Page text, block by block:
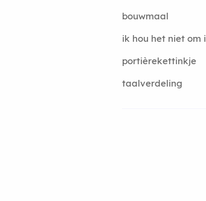
bouwmaal
ik hou het niet om i
portièrekettinkje
taalverdeling